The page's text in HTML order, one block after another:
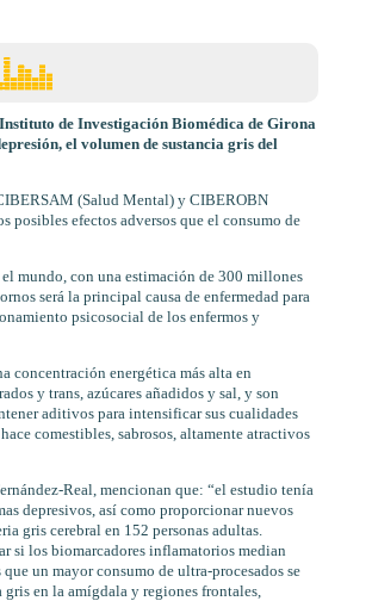
de Investigación Biomédica de Girona
el volumen de sustancia gris del
(Salud Mental) y CIBEROBN
efectos adversos que el consumo de
mundo, con una estimación de 300 millones
será la principal causa de enfermedad para
psicosocial de los enfermos y
concentración energética más alta en
y trans, azúcares añadidos y sal, y son
aditivos para intensificar sus cualidades
comestibles, sabrosos, altamente atractivos
Real, mencionan que: “el estudio tenía
depresivos, así como proporcionar nuevos
gris cerebral en 152 personas adultas.
si los biomarcadores inflamatorios median
un mayor consumo de ultra-procesados se
en la amígdala y regiones frontales,